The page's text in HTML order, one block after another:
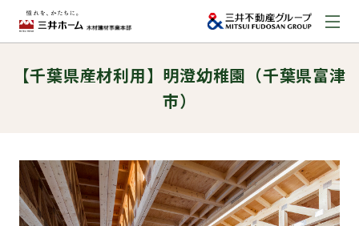
お問い合わせ
資料請求はこちら
事業本部案内
事業内容
【千葉県産材利用】明澄幼稚園（千葉県富津
市）